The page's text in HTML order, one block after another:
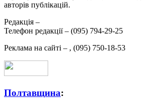
авторів публікацій.
Редакція –
Телефон редакції – (095) 794-29-25
Реклама на сайті – , (095) 750-18-53
Полтавщина: